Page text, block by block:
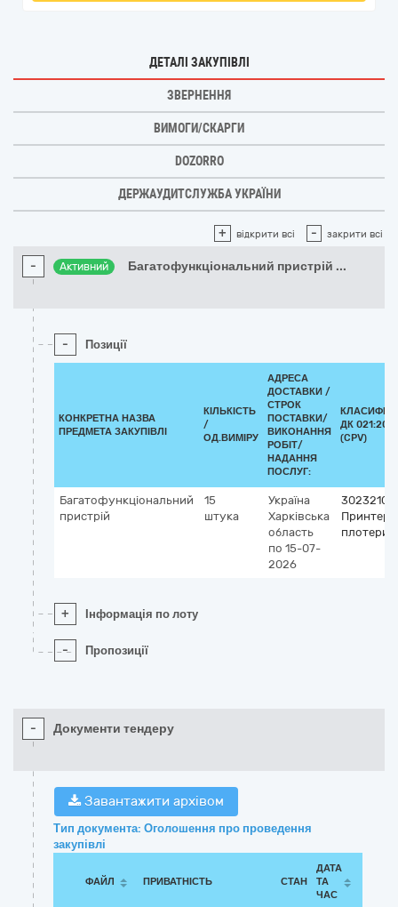
ДЕТАЛІ ЗАКУПІВЛІ
ЗВЕРНЕННЯ
ВИМОГИ/СКАРГИ
DOZORRO
ДЕРЖАУДИТСЛУЖБА УКРАЇНИ
+ відкрити всі - закрити всі
- Активний Багатофункціональний пристрій ...
- Позиції
КОНКРЕТНА НАЗВА
ПРЕДМЕТА ЗАКУПІВЛІ
КІЛЬКІСТЬ
/
ОД.ВИМІРУ
АДРЕСА
ДОСТАВКИ /
СТРОК
ПОСТАВКИ/
ВИКОНАННЯ
РОБІТ/
НАДАННЯ
ПОСЛУГ:
ДК 021:2015
(CPV)
Багатофункціональний
пристрій
15
штука
Україна
Харківська
область
по 15-07-
2026
Принтери
плотери
+ Інформація по лоту
- Пропозиції
- Документи тендеру
Завантажити архівом
Тип документа: Оголошення про проведення
закупівлі
ФАЙЛ ПРИВАТНІСТЬ СТАН
ДАТА
ТА
ЧАС